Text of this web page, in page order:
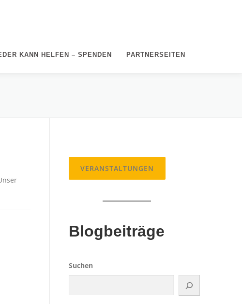
KANN HELFEN – SPENDEN PARTNERSEITEN
VERANSTALTUNGEN
Blogbeiträge
Suchen